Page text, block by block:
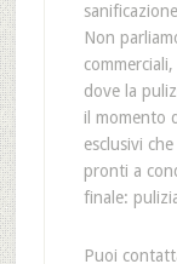
Non
dove la
il momento
esclusivi
pronti a
finale:
Puoi